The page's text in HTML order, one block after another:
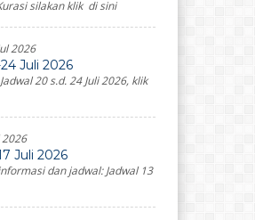
silakan klik di sini
2026
Juli 2026
20 s.d. 24 Juli 2026, klik
2026
Juli 2026
dan jadwal: Jadwal 13